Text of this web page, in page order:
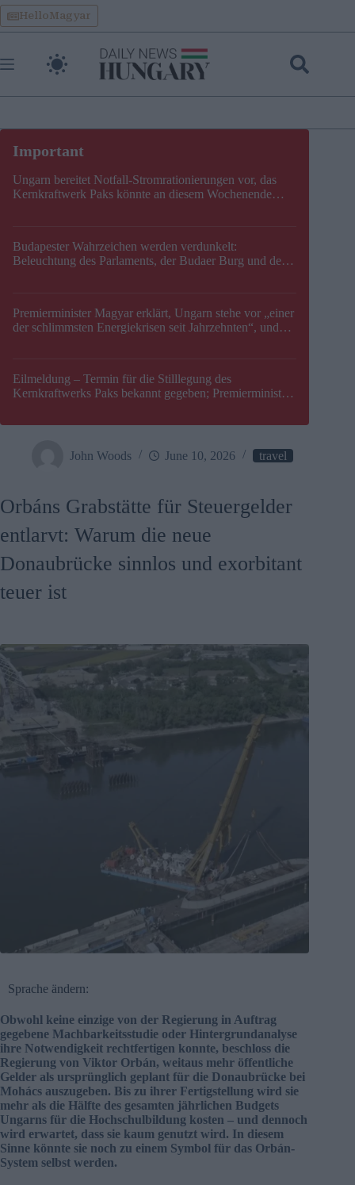
Skip
to
content
HelloMagyar
Ungarn bereitet Notfall-Stromrationierungen vor, das
Kernkraftwerk Paks könnte an diesem Wochenende
Budapester Wahrzeichen werden verdunkelt:
Beleuchtung des Parlaments, der Budaer Burg und der
Premierminister Magyar erklärt, Ungarn stehe vor „einer
der schlimmsten Energiekrisen seit Jahrzehnten“, und
Eilmeldung – Termin für die Stilllegung des
Kernkraftwerks Paks bekannt gegeben; Premierminister
John Woods June 10, 2026 travel
Orbáns Grabstätte für Steuergelder
entlarvt: Warum die neue
Donaubrücke sinnlos und exorbitant
teuer ist
Sprache ändern:
Obwohl keine einzige von der Regierung in Auftrag
gegebene Machbarkeitsstudie oder Hintergrundanalyse
ihre Notwendigkeit rechtfertigen konnte, beschloss die
Regierung von Viktor Orbán, weitaus mehr öffentliche
Gelder als ursprünglich geplant für die Donaubrücke bei
Mohács auszugeben. Bis zu ihrer Fertigstellung wird sie
mehr als die Hälfte des gesamten jährlichen Budgets
Ungarns für die Hochschulbildung kosten – und dennoch
wird erwartet, dass sie kaum genutzt wird. In diesem
Sinne könnte sie noch zu einem Symbol für das Orbán-
System selbst werden.